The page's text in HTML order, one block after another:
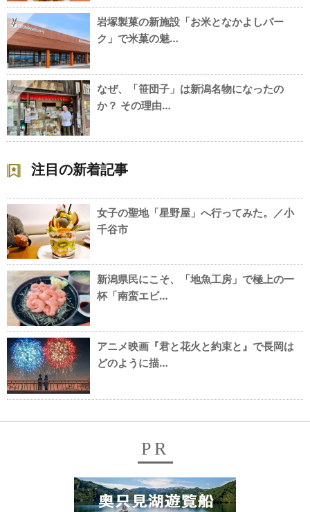
4
岩塚製菓の新施設「お米となかよしパー
ク」で米菓の魅…
5
なぜ、「笹団子」は新潟名物になったの
か？ その理由…
注目の新着記事
女子の聖地「星野屋」へ行ってみた。／小
千谷市
新潟県民にこそ、「地魚工房」で極上の一
杯「南蛮エビ…
アニメ映画『君と花火と約束と』で長岡は
どのように描…
PR